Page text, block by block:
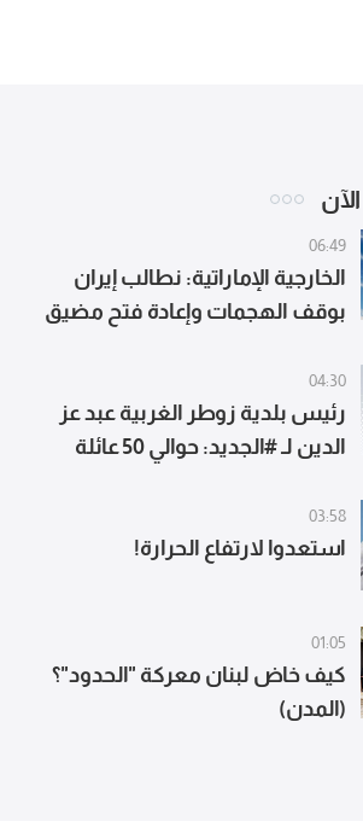
06:49
الخارجية الإماراتية: نطالب إيران
بوقف الهجمات وإعادة فتح مضيق
04:30
رئيس بلدية زوطر الغربية عبد عز
الدين لـ #الجديد: حوالي 50 عائلة
نكمشها بايدنا قد ما واطية"
03:58
استعدوا لارتفاع الحرارة!
01:05
كيف خاض لبنان معركة "الحدود"؟
(المدن)